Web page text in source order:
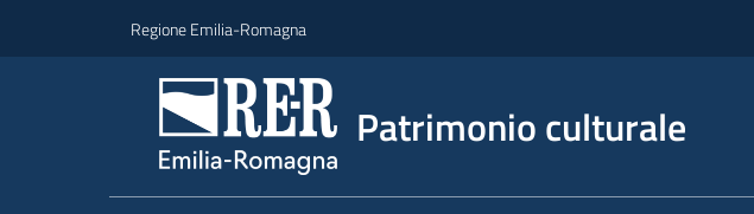
Regione Emilia-Romagna
Patrimonio culturale